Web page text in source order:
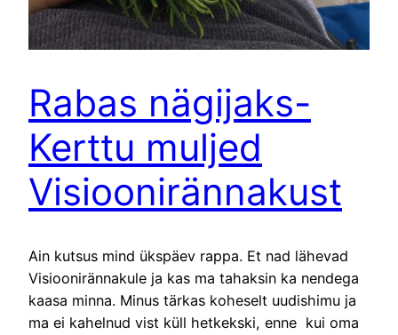
Rabas nägijaks-
Kerttu muljed
Visioonirännakust
Ain kutsus mind ükspäev rappa. Et nad lähevad
Visioonirännakule ja kas ma tahaksin ka nendega
kaasa minna. Minus tärkas koheselt uudishimu ja
ma ei kahelnud vist küll hetkekski, enne kui oma